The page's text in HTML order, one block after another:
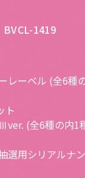
1419
レーベル (全6種
ト
(全6種の内
選用シリアルナ